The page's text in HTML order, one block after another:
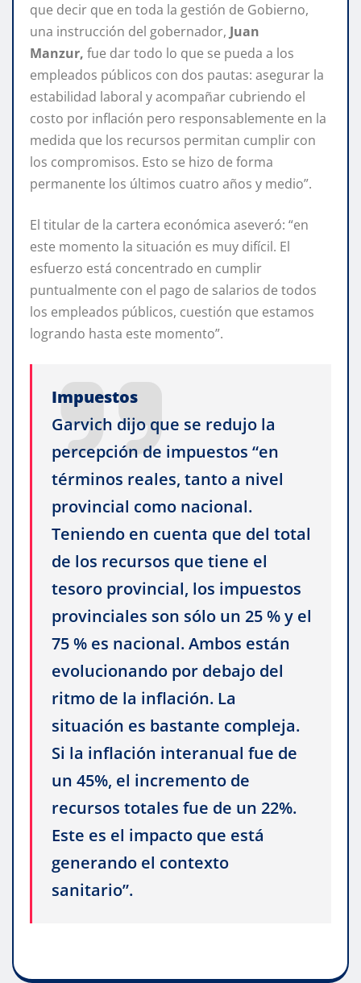
que decir que en toda la gestión de Gobierno,
una instrucción del gobernador, Juan
Manzur, fue dar todo lo que se pueda a los
empleados públicos con dos pautas: asegurar la
estabilidad laboral y acompañar cubriendo el
costo por inflación pero responsablemente en la
medida que los recursos permitan cumplir con
los compromisos. Esto se hizo de forma
permanente los últimos cuatro años y medio”.
El titular de la cartera económica aseveró: “en
este momento la situación es muy difícil. El
esfuerzo está concentrado en cumplir
puntualmente con el pago de salarios de todos
los empleados públicos, cuestión que estamos
logrando hasta este momento”.
Impuestos
Garvich dijo que se redujo la
percepción de impuestos “en
términos reales, tanto a nivel
provincial como nacional.
Teniendo en cuenta que del total
de los recursos que tiene el
tesoro provincial, los impuestos
provinciales son sólo un 25 % y el
75 % es nacional. Ambos están
evolucionando por debajo del
ritmo de la inflación. La
situación es bastante compleja.
Si la inflación interanual fue de
un 45%, el incremento de
recursos totales fue de un 22%.
Este es el impacto que está
generando el contexto
sanitario”.